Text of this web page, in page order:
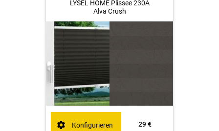
LYSEL HOME Plissee 230A
Alva Crush
29 €
Konfigurieren